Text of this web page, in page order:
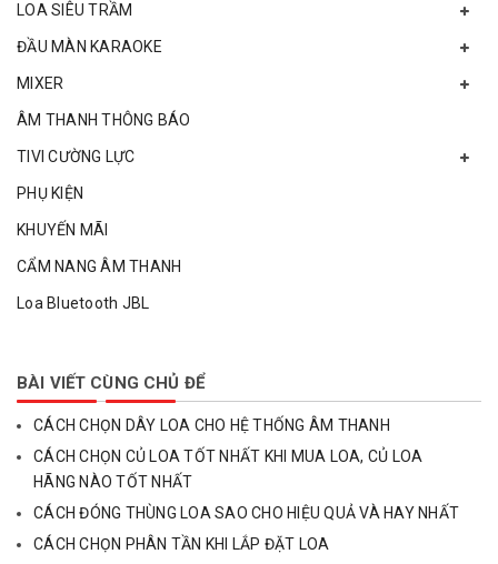
LOA SIÊU TRẦM
ĐẦU MÀN KARAOKE
MIXER
ÂM THANH THÔNG BÁO
TIVI CƯỜNG LỰC
PHỤ KIỆN
KHUYẾN MÃI
CẨM NANG ÂM THANH
Loa Bluetooth JBL
BÀI VIẾT CÙNG CHỦ ĐỂ
CÁCH CHỌN DÂY LOA CHO HỆ THỐNG ÂM THANH
CÁCH CHỌN CỦ LOA TỐT NHẤT KHI MUA LOA, CỦ LOA
HÃNG NÀO TỐT NHẤT
CÁCH ĐÓNG THÙNG LOA SAO CHO HIỆU QUẢ VÀ HAY NHẤT
CÁCH CHỌN PHÂN TẦN KHI LẮP ĐẶT LOA